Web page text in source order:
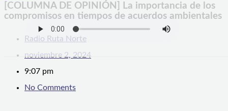
[COLUMNA DE OPINIÓN] La importancia de los
compromisos en tiempos de acuerdos ambientales
Radio Ruta Norte
noviembre 2, 2024
9:07 pm
No Comments